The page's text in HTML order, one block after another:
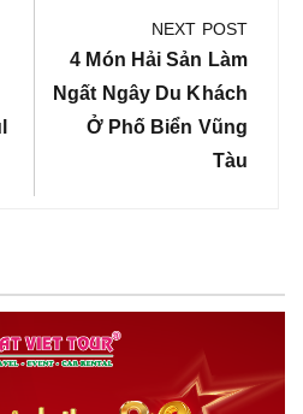
NEXT POST
Next
Post:
4 Món Hải Sản Làm
Ngất Ngây Du Khách
Ở Phố Biển Vũng
Tàu